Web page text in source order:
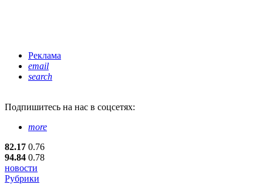
Реклама
email
search
Подпишитесь на нас в соцсетях:
more
82.17 0.76
94.84 0.78
новости
Рубрики